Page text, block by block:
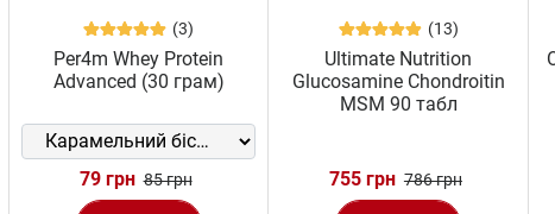
(3)
Per4m Whey Protein
Advanced (30 грам)
79 грн 85 грн
(13)
Ultimate Nutrition
Glucosamine Chondroitin
MSM 90 табл
755 грн 786 грн